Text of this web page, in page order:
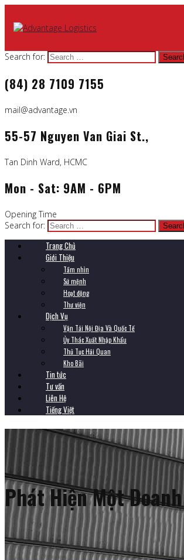
Search for:
(84) 28 7109 7155
mail@advantage.vn
55-57 Nguyen Van Giai St.,
Tan Dinh Ward, HCMC
Mon - Sat: 9AM - 6PM
Opening Time
Search for:
Trang Chủ
Giới Thiệu
Tầm nhìn
Sứ mệnh
Hoạt động
Thư viện
Dịch Vụ
Vận Tải Nội Địa Và Quốc Tế
Ủy Thác Xuất Nhập Khẩu
Thủ Tục Hải Quan
Kho Bãi
Tin tức
Tư vấn
Liên Hệ
Tiếng Việt
Phát Hiện Một